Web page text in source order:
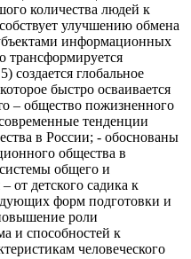
количества людей к
улучшению обмена
информационных
трансформируется
создается глобальное
быстро осваивается
– общество пожизненного
тенденции
в России; - обоснованы
общества в
общего и
от детского садика к
форм подготовки и
роли
и способностей к
человеческого